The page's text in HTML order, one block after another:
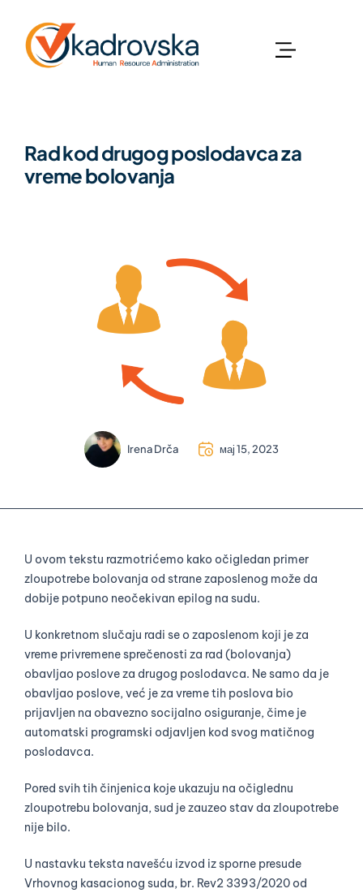
Rad kod drugog poslodavca za
vreme bolovanja
Irena Drča мај 15, 2023
U ovom tekstu razmotrićemo kako očigledan primer
zloupotrebe bolovanja od strane zaposlenog može da
dobije potpuno neočekivan epilog na sudu.
U konkretnom slučaju radi se o zaposlenom koji je za
vreme privremene sprečenosti za rad (bolovanja)
obavljao poslove za drugog poslodavca. Ne samo da je
obavljao poslove, već je za vreme tih poslova bio
prijavljen na obavezno socijalno osiguranje, čime je
automatski programski odjavljen kod svog matičnog
poslodavca.
Pored svih tih činjenica koje ukazuju na očiglednu
zloupotrebu bolovanja, sud je zauzeo stav da zloupotrebe
nije bilo.
U nastavku teksta navešću izvod iz sporne presude
Vrhovnog kasacionog suda, br. Rev2 3393/2020 od